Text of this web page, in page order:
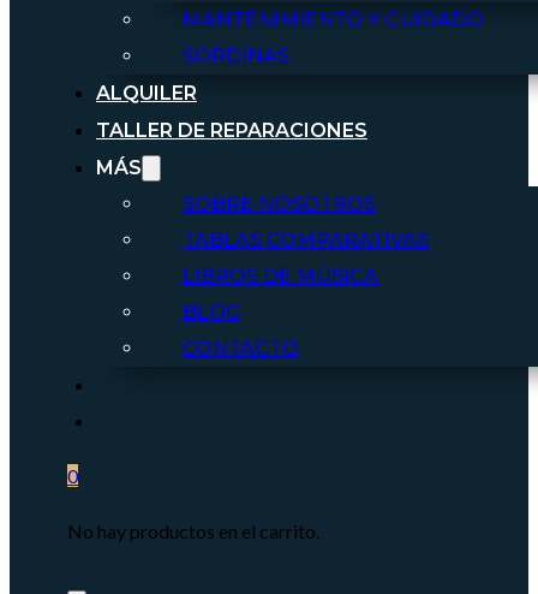
MANTENIMIENTO Y CUIDADO
SORDINAS
ALQUILER
TALLER DE REPARACIONES
MÁS
SOBRE NOSOTROS
TABLAS COMPARATIVAS
LIBROS DE MÚSICA
BLOG
CONTACTO
0
No hay productos en el carrito.